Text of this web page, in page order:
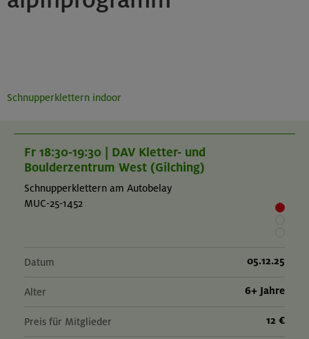
Schnupperklettern indoor
Fr 18:30-19:30 | DAV Kletter- und
Boulderzentrum West (Gilching)
Schnupperklettern am Autobelay
MUC-25-1452
Datum 05.12.25
Alter 6+ Jahre
Preis für Mitglieder 12 €